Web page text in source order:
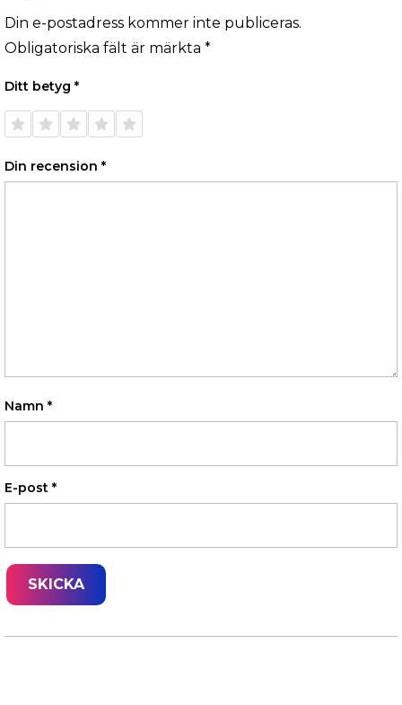
Din e-postadress kommer inte publiceras.
Obligatoriska fält är märkta *
Ditt betyg *
1 av 5
stjärnor
2 av 5
stjärnor
3 av 5
stjärnor
4 av 5
stjärnor
5 av 5
stjärnor
Din recension *
Namn *
E-post *